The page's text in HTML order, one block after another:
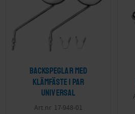
Backspeglar med
klämfäste 1 par
Universal
17-948-01